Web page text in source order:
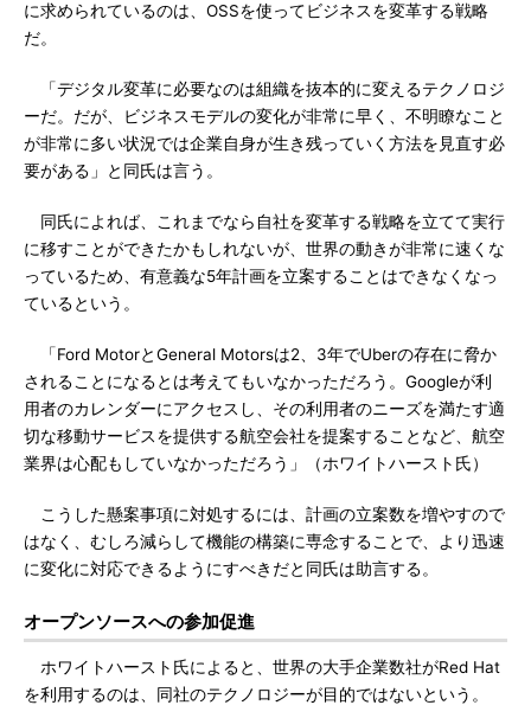
に求められているのは、OSSを使ってビジネスを変革する戦略
だ。
「デジタル変革に必要なのは組織を抜本的に変えるテクノロジ
ーだ。だが、ビジネスモデルの変化が非常に早く、不明瞭なこと
が非常に多い状況では企業自身が生き残っていく方法を見直す必
要がある」と同氏は言う。
同氏によれば、これまでなら自社を変革する戦略を立てて実行
に移すことができたかもしれないが、世界の動きが非常に速くな
っているため、有意義な5年計画を立案することはできなくなっ
ているという。
「Ford MotorとGeneral Motorsは2、3年でUberの存在に脅か
されることになるとは考えてもいなかっただろう。Googleが利
用者のカレンダーにアクセスし、その利用者のニーズを満たす適
切な移動サービスを提供する航空会社を提案することなど、航空
業界は心配もしていなかっただろう」（ホワイトハースト氏）
こうした懸案事項に対処するには、計画の立案数を増やすので
はなく、むしろ減らして機能の構築に専念することで、より迅速
に変化に対応できるようにすべきだと同氏は助言する。
オープンソースへの参加促進
ホワイトハースト氏によると、世界の大手企業数社がRed Hat
を利用するのは、同社のテクノロジーが目的ではないという。